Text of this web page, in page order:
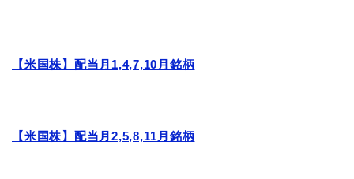
【米国株】配当月1,4,7,10月銘柄
【米国株】配当月2,5,8,11月銘柄